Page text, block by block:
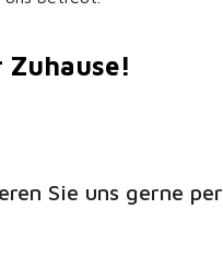
Zuhause!
Sie uns gerne per